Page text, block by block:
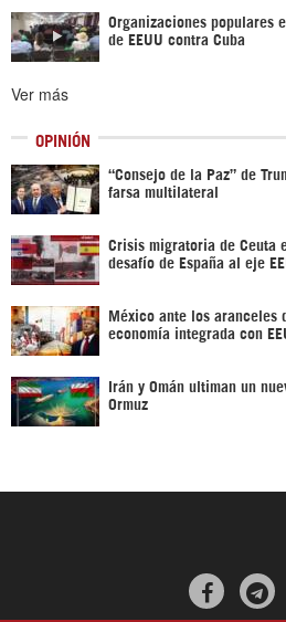
Organizaciones populares
de EEUU contra Cuba
Ver más
OPINIÓN
“Consejo de la Paz” de
farsa multilateral
Crisis migratoria de Ceuta
desafío de España al eje
México ante los aranceles
economía integrada con
Irán y Omán ultiman un
Ormuz